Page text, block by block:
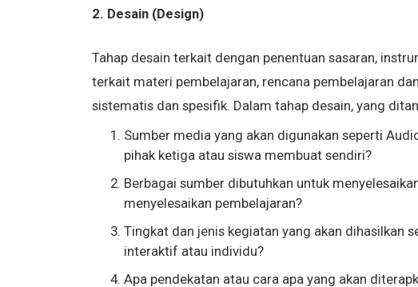
2. Desain (Design)
Tahap desain terkait dengan penentuan sasaran,
terkait materi pembelajaran, rencana pembelajaran
sistematis dan spesifik. Dalam tahap desain, yang
Sumber media yang akan digunakan seperti
pihak ketiga atau siswa membuat sendiri?
Berbagai sumber dibutuhkan untuk
menyelesaikan pembelajaran?
Tingkat dan jenis kegiatan yang akan dihasilkan
interaktif atau individu?
Apa pendekatan atau cara apa yang akan